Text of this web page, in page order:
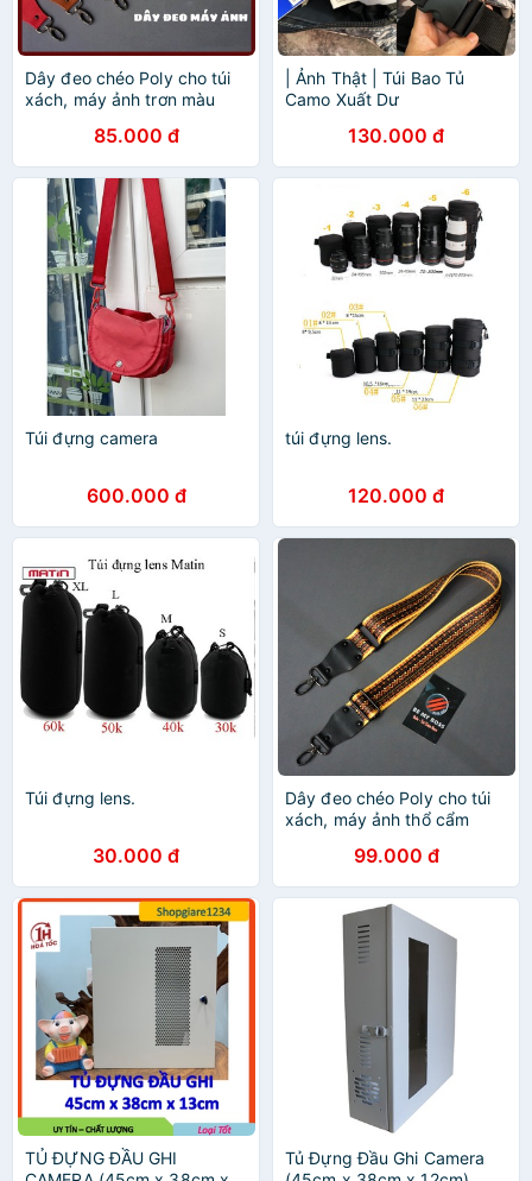
Dây đeo chéo Poly cho túi
xách, máy ảnh trơn màu
85.000 đ
| Ảnh Thật | Túi Bao Tủ
Camo Xuất Dư
130.000 đ
Túi đựng camera
600.000 đ
túi đựng lens.
120.000 đ
Túi đựng lens.
30.000 đ
Dây đeo chéo Poly cho túi
xách, máy ảnh thổ cẩm
99.000 đ
TỦ ĐỰNG ĐẦU GHI
Tủ Đựng Đầu Ghi Camera